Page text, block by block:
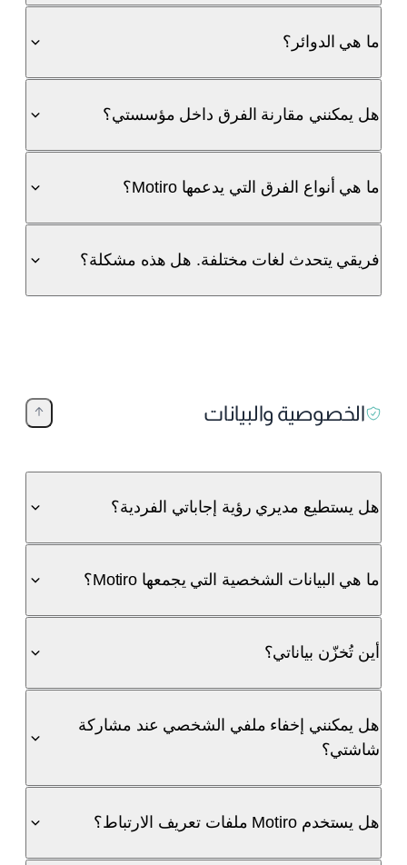
ما هي الدوائر؟
هل يمكنني مقارنة الفرق داخل مؤسستي؟
ما هي أنواع الفرق التي يدعمها Motiro؟
فريقي يتحدث لغات مختلفة. هل هذه مشكلة؟
الخصوصية والبيانات
هل يستطيع مديري رؤية إجاباتي الفردية؟
ما هي البيانات الشخصية التي يجمعها Motiro؟
أين تُخزّن بياناتي؟
هل يمكنني إخفاء ملفي الشخصي عند مشاركة
شاشتي؟
هل يستخدم Motiro ملفات تعريف الارتباط؟